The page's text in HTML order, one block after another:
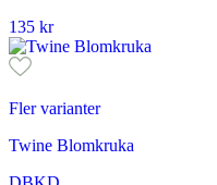
135 kr
Fler varianter
Twine Blomkruka